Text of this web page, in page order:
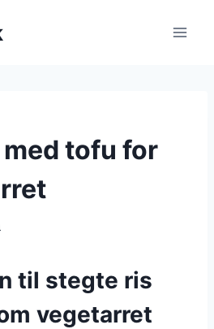
tofu for
til stegte ris
vegetarret